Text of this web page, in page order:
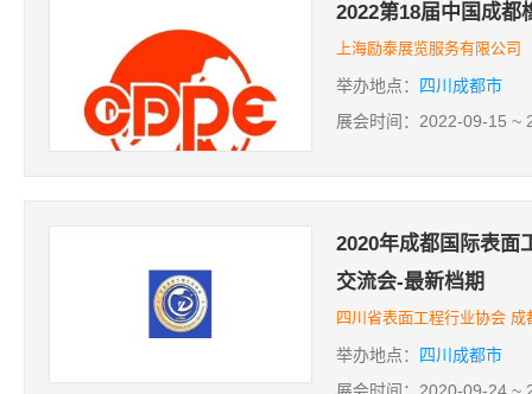
2022第18届中国成都
上海励泰展览服务有限公司
举办地点：
四川成都市
展会时间：2022-09-15 ~
2020年成都国际表面
交流会-最新档期
四川省表面工程行业协会
举办地点：
四川成都市